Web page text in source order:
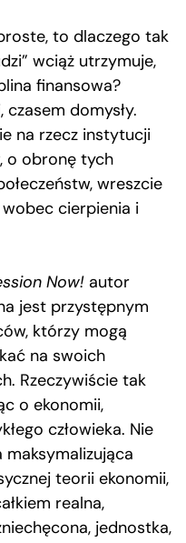
to dlaczego tak
wciąż utrzymuje,
finansowa?
czasem domysły.
na rzecz instytucji
o obronę tych
wreszcie
cierpienia i
Now! autor
jest przystępnym
którzy mogą
na swoich
Rzeczywiście tak
o ekonomii,
człowieka. Nie
teorii ekonomii,
realna,
jednostka,